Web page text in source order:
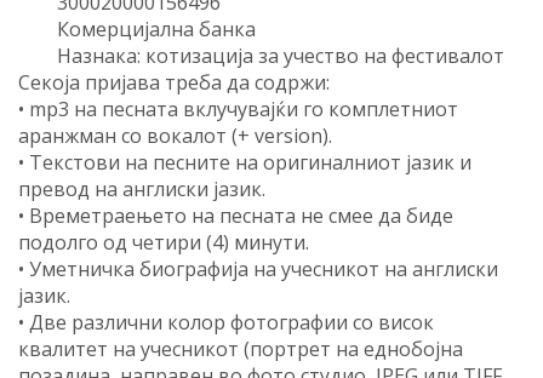
Комерцијална банка
Назнака: котизација за учество на фестивалот
Секоја пријава треба да содржи:
• mp3 на песната вклучувајќи го комплетниот
аранжман со вокалот (+ version).
• Текстови на песните на оригиналниот јазик и
превод на англиски јазик.
• Времетраењето на песната не смее да биде
подолго од четири (4) минути.
• Уметничка биографија на учесникот на англиски
јазик.
• Две различни колор фотографии со висок
квалитет на учесникот (портрет на еднобојна